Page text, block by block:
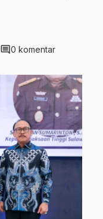
comment0 komentar